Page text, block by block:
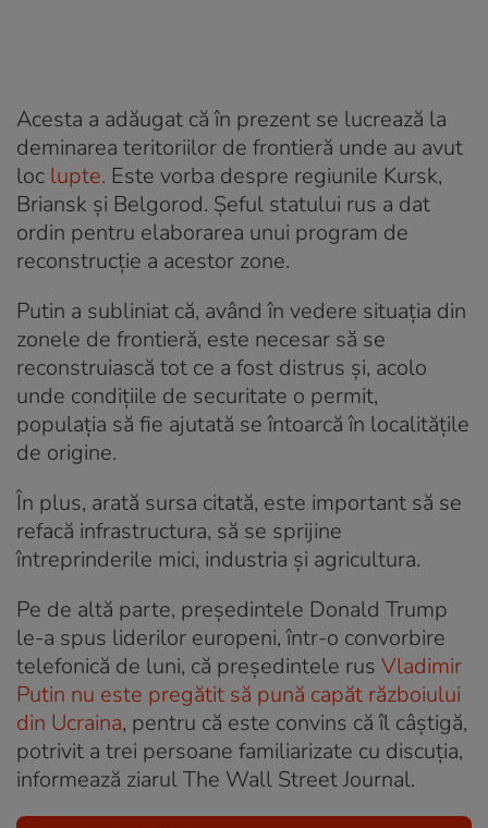
Acesta a adăugat că în prezent se lucrează la
deminarea teritoriilor de frontieră unde au avut
loc lupte. Este vorba despre regiunile Kursk,
Briansk și Belgorod. Șeful statului rus a dat
ordin pentru elaborarea unui program de
reconstrucție a acestor zone.
Putin a subliniat că, având în vedere situația din
zonele de frontieră, este necesar să se
reconstruiască tot ce a fost distrus și, acolo
unde condițiile de securitate o permit,
populația să fie ajutată se întoarcă în localitățile
de origine.
În plus, arată sursa citată, este important să se
refacă infrastructura, să se sprijine
întreprinderile mici, industria și agricultura.
Pe de altă parte, președintele Donald Trump
le-a spus liderilor europeni, într-o convorbire
telefonică de luni, că președintele rus Vladimir
Putin nu este pregătit să pună capăt războiului
din Ucraina, pentru că este convins că îl câștigă,
potrivit a trei persoane familiarizate cu discuția,
informează ziarul The Wall Street Journal.